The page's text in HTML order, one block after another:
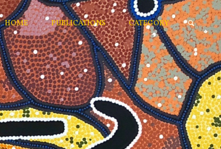
HOME PUBLICATIONS CATEGORY